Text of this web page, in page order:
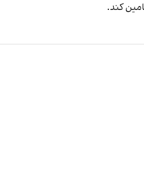
کند.